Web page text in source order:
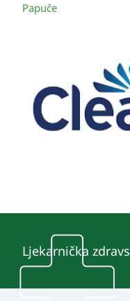
Papuče
Ljekarnička